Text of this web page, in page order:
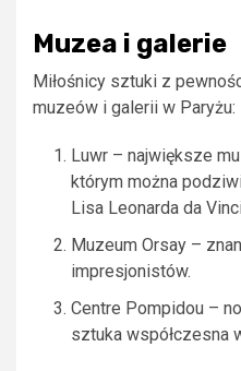
Muzea i galerie
Miłośnicy sztuki z
muzeów i galerii w Paryżu:
Luwr – największe
którym można
Lisa Leonarda da
Muzeum Orsay –
impresjonistów.
Centre Pompidou –
sztuka współczesna